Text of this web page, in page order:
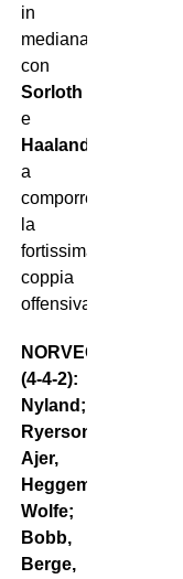
in
mediana,
con
Sorloth
e
Haaland
a
comporre
la
fortissima
coppia
offensiva.
NORVEGIA
(4-4-2):
Nyland;
Ryerson,
Ajer,
Heggem,
Wolfe;
Bobb,
Berge,